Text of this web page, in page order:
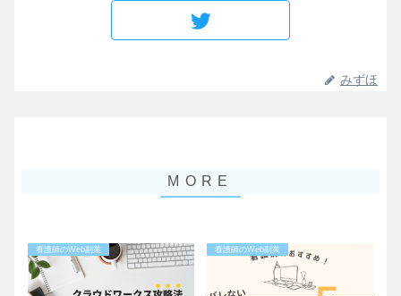
みずほ
看護師のWeb副業 看護師のWeb副業